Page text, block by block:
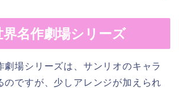
名作劇場シリーズ
劇場シリーズは、サンリオのキャラ
のですが、少しアレンジが加えられ